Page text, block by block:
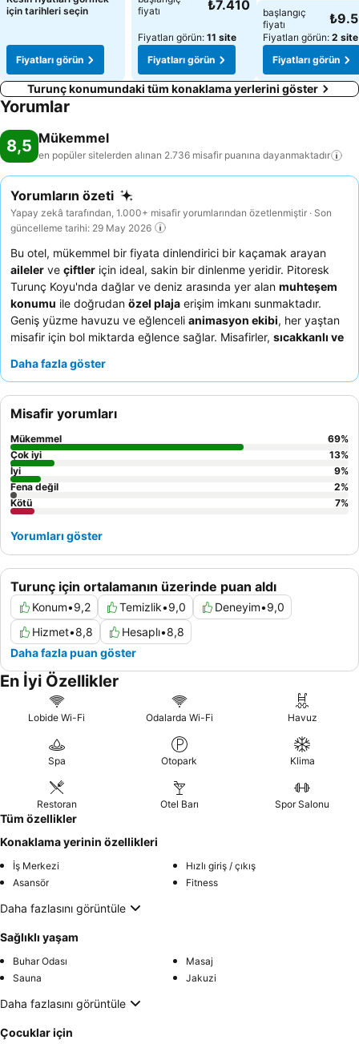
için tarihleri seçin
Fiyatları görün
fiyatı
₺7.410
Fiyatları görün: 11 site
Fiyatları görün
başlangıç
fiyatı
Fiyatları görün: 2 site
Fiyatları görün
Turunç konumundaki tüm konaklama yerlerini göster
Yorumlar
8,5 Mükemmel
en popüler sitelerden alınan 2.736 misafir puanına dayanmaktadır
Yorumların özeti
Yapay zekâ tarafından, 1.000+ misafir yorumlarından özetlenmiştir · Son
güncelleme tarihi: 29 May 2026
Bu otel, mükemmel bir fiyata dinlendirici bir kaçamak arayan
aileler ve çiftler için ideal, sakin bir dinlenme yeridir. Pitoresk
Turunç Koyu'nda dağlar ve deniz arasında yer alan muhteşem
konumu ile doğrudan özel plaja erişim imkanı sunmaktadır.
Geniş yüzme havuzu ve eğlenceli animasyon ekibi, her yaştan
misafir için bol miktarda eğlence sağlar. Misafirler, sıcakkanlı ve
snack bardaki lezzetli seçenekleri sürekli olarak övmektedir.
çıkarmak üzere
düşünebilirsiniz.
Daha fazla göster
Turunç için ortalamanın üzerinde puan aldı
Konum•9,2 Temizlik•9,0 Deneyim•9,0
Hizmet•8,8 Hesaplı•8,8
Daha fazla puan göster
Misafir yorumları
Mükemmel 69%
Çok iyi
13%
İyi
9%
Fena değil
2%
Kötü
7%
Yorumları göster
En İyi Özellikler
Lobide Wi-Fi Odalarda Wi-Fi Havuz
Spa Otopark Klima
Restoran Otel Barı Spor Salonu
Tüm özellikler
Konaklama yerinin özellikleri
İş Merkezi
Hızlı giriş / çıkış
Asansör
Fitness
Daha fazlasını görüntüle
Sağlıklı yaşam
Buhar Odası
Masaj
Sauna
Jakuzi
Daha fazlasını görüntüle
Çocuklar için